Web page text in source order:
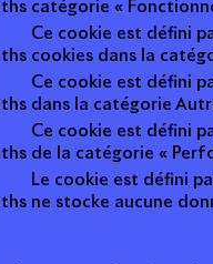
catégorie «
Ce cookie est défini
cookies dans la
Ce cookie est défini
dans la catégorie
Ce cookie est défini
de la catégorie «
Le cookie est défini
ne stocke aucune